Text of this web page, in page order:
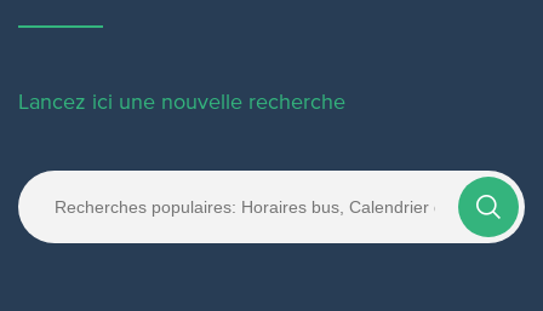
Lancez ici une nouvelle recherche